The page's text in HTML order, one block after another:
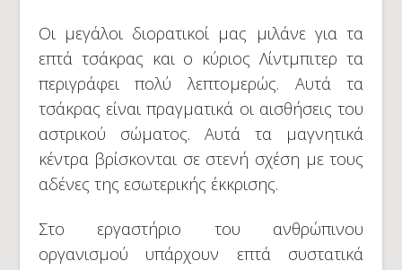
Οι μεγάλοι διορατικοί μας μιλάνε για τα
επτά τσάκρας και ο κύριος Λίντμπιτερ τα
περιγράφει πολύ λεπτομερώς. Αυτά τα
τσάκρας είναι πραγματικά οι αισθήσεις του
αστρικού σώματος. Αυτά τα μαγνητικά
κέντρα βρίσκονται σε στενή σχέση με τους
αδένες της εσωτερικής έκκρισης.
Στο εργαστήριο του ανθρώπινου
οργανισμού υπάρχουν επτά συστατικά